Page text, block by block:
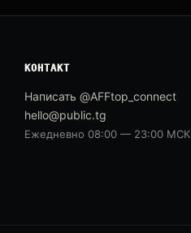
КОНТАКТ
Написать @AFFtop_connect
hello@public.tg
Ежедневно 08:00 — 23:00 МСК